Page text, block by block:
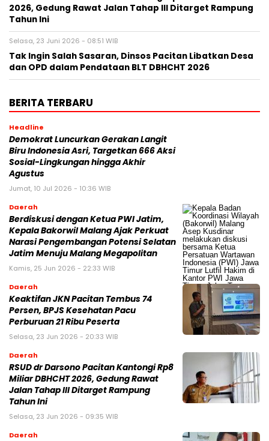
2026, Gedung Rawat Jalan Tahap III Ditarget Rampung
Tahun Ini
Selasa, 23 Juni 2026 - 08:51 WIB
Tak Ingin Salah Sasaran, Dinsos Pacitan Libatkan Desa
dan OPD dalam Pendataan BLT DBHCHT 2026
BERITA TERBARU
Headline
Demokrat Luncurkan Gerakan Langit
Biru Indonesia Asri, Targetkan 666 Aksi
Sosial-Lingkungan hingga Akhir
Agustus
Jumat, 10 Jul 2026 - 10:36 WIB
Daerah
Berdiskusi dengan Ketua PWI Jatim,
Kepala Bakorwil Malang Ajak Perkuat
Narasi Pengembangan Potensi Selatan
Jatim Menuju Malang Megapolitan
Kamis, 25 Jun 2026 - 22:33 WIB
Daerah
Keaktifan JKN Pacitan Tembus 74
Persen, BPJS Kesehatan Pacu
Perburuan 21 Ribu Peserta
Selasa, 23 Jun 2026 - 20:33 WIB
Daerah
RSUD dr Darsono Pacitan Kantongi Rp8
Miliar DBHCHT 2026, Gedung Rawat
Jalan Tahap III Ditarget Rampung
Tahun Ini
Selasa, 23 Jun 2026 - 09:35 WIB
Daerah